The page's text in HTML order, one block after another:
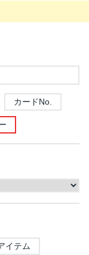
カードNo.
イテム